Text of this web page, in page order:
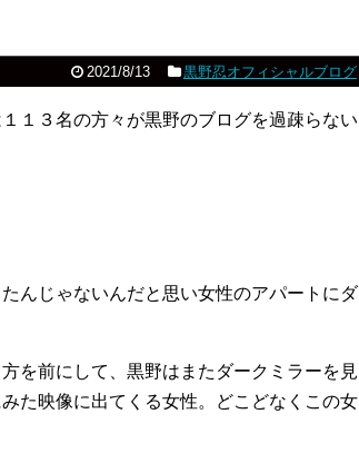
2021/8/13 黒野忍オフィシャルブログ
１３名の方々が黒野のブログを過疎らない
んじゃないんだと思い女性のアパートにダ
を前にして、黒野はまたダークミラーを見
た映像に出てくる女性。どこどなくこの女